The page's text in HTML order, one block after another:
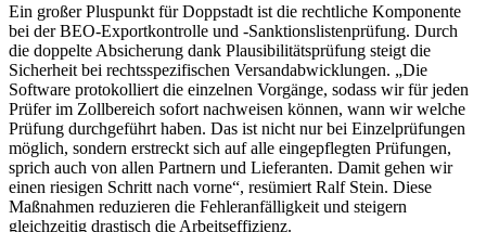
Ein großer Pluspunkt für Doppstadt ist die rechtliche Komponente
bei der BEO-Exportkontrolle und -Sanktionslistenprüfung. Durch
die doppelte Absicherung dank Plausibilitätsprüfung steigt die
Sicherheit bei rechtsspezifischen Versandabwicklungen. „Die
Software protokolliert die einzelnen Vorgänge, sodass wir für jeden
Prüfer im Zollbereich sofort nachweisen können, wann wir welche
Prüfung durchgeführt haben. Das ist nicht nur bei Einzelprüfungen
möglich, sondern erstreckt sich auf alle eingepflegten Prüfungen,
sprich auch von allen Partnern und Lieferanten. Damit gehen wir
einen riesigen Schritt nach vorne“, resümiert Ralf Stein. Diese
Maßnahmen reduzieren die Fehleranfälligkeit und steigern
gleichzeitig drastisch die Arbeitseffizienz.